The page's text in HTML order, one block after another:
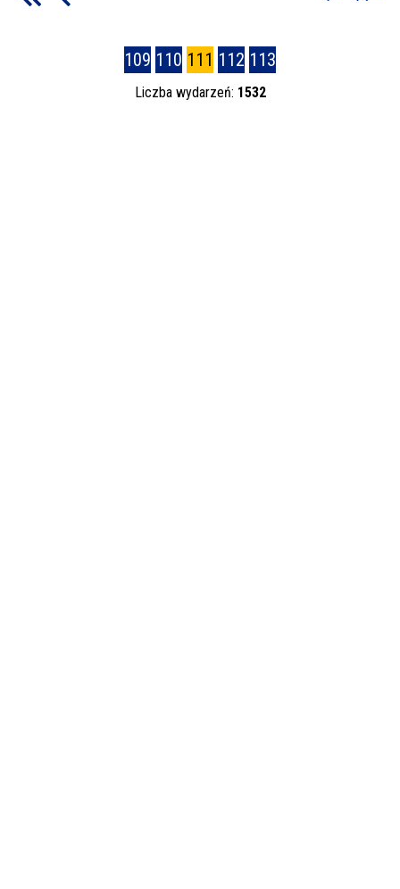
109 110 111 112 113
Liczba wydarzeń: 1532